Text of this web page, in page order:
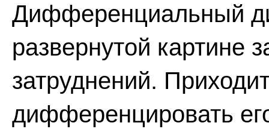
Дифференциальный
развернутой картине
затруднений.
дифференцировать